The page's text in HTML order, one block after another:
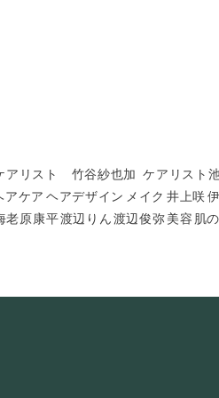
アリスト 竹谷紗也加 ケアリスト
アケア ヘアデザイン メイク 井上咲
老原康平渡辺りん渡辺俊弥美容 肌